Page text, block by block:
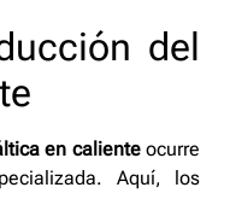
del
en calienteocurre
Aquí, los